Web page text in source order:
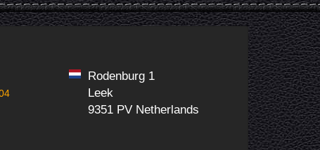
Rodenburg 1
Leek
9351 PV Netherlands